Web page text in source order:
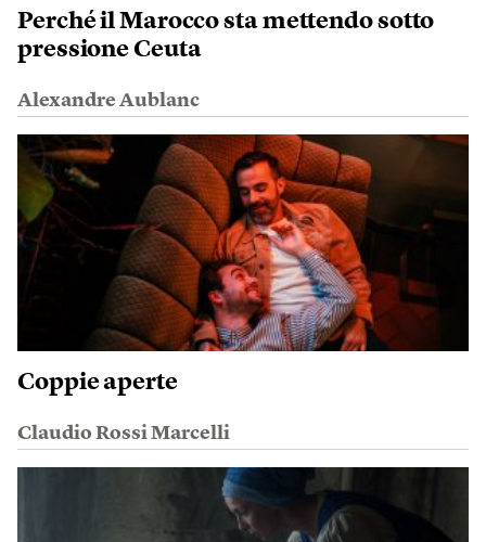
Perché il Marocco sta mettendo sotto
pressione Ceuta
Alexandre Aublanc
Coppie aperte
Claudio Rossi Marcelli